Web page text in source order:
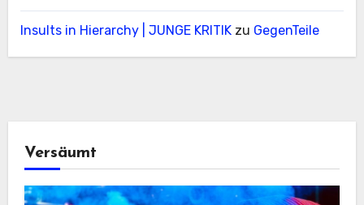
Insults in Hierarchy | JUNGE KRITIKzu GegenTeile
Versäumt